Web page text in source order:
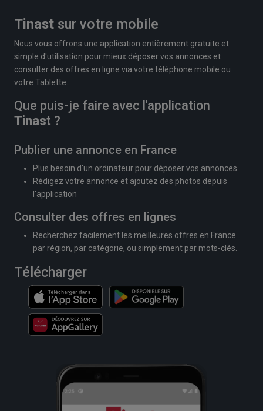
Tinast sur votre mobile
Nous vous offrons une application entièrement gratuite et
simple d'utilisation pour mieux déposer vos annonces et
consulter des offres en ligne via votre téléphone mobile ou
votre Tablette.
Que puis-je faire avec l'application
Tinast ?
Publier une annonce en France
Plus besoin d'un ordinateur pour déposer vos annonces
Rédigez votre annonce et ajoutez des photos depuis
l'application
Consulter des offres en lignes
Recherchez facilement les meilleures offres en France
par région, par catégorie, ou simplement par mots-clés.
Télécharger